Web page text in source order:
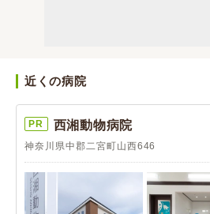
近くの病院
PR 西湘動物病院
神奈川県中郡二宮町山西646